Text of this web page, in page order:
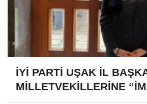
İYİ PARTİ UŞAK İL
MİLLETVEKİLLERİNE